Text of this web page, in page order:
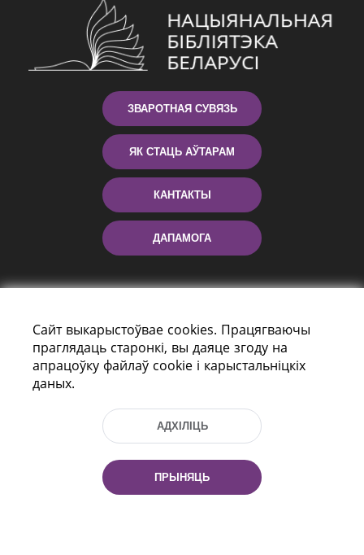
ЗВАРОТНАЯ СУВЯЗЬ
ЯК СТАЦЬ АЎТАРАМ
КАНТАКТЫ
ДАПАМОГА
праспект Незалежнасці 116
г. Мiнск, Рэспубліка Беларусь, 220114
Тэл.: (+375 17) 368 37 37, Факс: (+375 17)
Эл. пошта: inbox@nlb.by
Сайт выкарыстоўвае cookies. Працягваючы
праглядаць старонкі, вы даяце згоду на
апрацоўку файлаў cookie і карыстальніцкіх
даных.
АДХІЛІЦЬ
ПРЫНЯЦЬ